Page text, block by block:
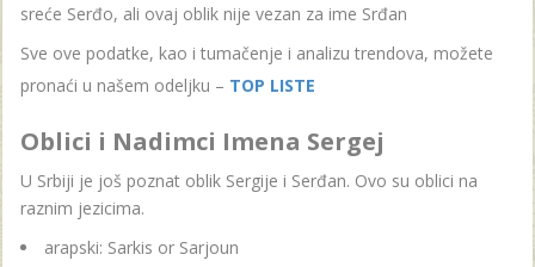
sreće Serđo, ali ovaj oblik nije vezan za ime Srđan
Sve ove podatke, kao i tumačenje i analizu trendova, možete
pronaći u našem odeljku – TOP LISTE
Oblici i Nadimci Imena Sergej
U Srbiji je još poznat oblik Sergije i Serđan. Ovo su oblici na
raznim jezicima.
arapski: Sarkis or Sarjoun